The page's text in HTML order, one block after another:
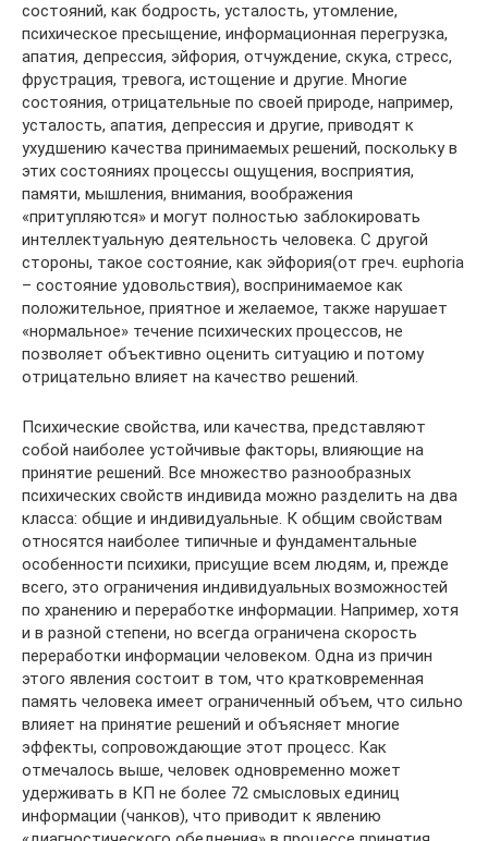
состояний, как бодрость, усталость, утомление,
психическое пресыщение, информационная перегрузка,
апатия, депрессия, эйфория, отчуждение, скука, стресс,
фрустрация, тревога, истощение и другие. Многие
состояния, отрицательные по своей природе, например,
усталость, апатия, депрессия и другие, приводят к
ухудшению качества принимаемых решений, поскольку в
этих состояниях процессы ощущения, восприятия,
памяти, мышления, внимания, воображения
«притупляются» и могут полностью заблокировать
интеллектуальную деятельность человека. С другой
стороны, такое состояние, как эйфория(от греч. еuphoria
– состояние удовольствия), воспринимаемое как
положительное, приятное и желаемое, также нарушает
«нормальное» течение психических процессов, не
позволяет объективно оценить ситуацию и потому
отрицательно влияет на качество решений.
Психические свойства, или качества, представляют
собой наиболее устойчивые факторы, влияющие на
принятие решений. Все множество разнообразных
психических свойств индивида можно разделить на два
класса: общие и индивидуальные. К общим свойствам
относятся наиболее типичные и фундаментальные
особенности психики, присущие всем людям, и, прежде
всего, это ограничения индивидуальных возможностей
по хранению и переработке информации. Например, хотя
и в разной степени, но всегда ограничена скорость
переработки информации человеком. Одна из причин
этого явления состоит в том, что кратковременная
память человека имеет ограниченный объем, что сильно
влияет на принятие решений и объясняет многие
эффекты, сопровождающие этот процесс. Как
отмечалось выше, человек одновременно может
удерживать в КП не более 72 смысловых единиц
информации (чанков), что приводит к явлению